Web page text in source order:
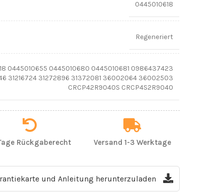
0445010618
Regeneriert
0445010655 0445010680 0445010681 0986437423
31216724 31272896 31372081 36002064 36002503
CRCP42R9040S CRCP4S2R9040
Rückgaberecht Versand 1-3 Werktage
und Anleitung herunterzuladen